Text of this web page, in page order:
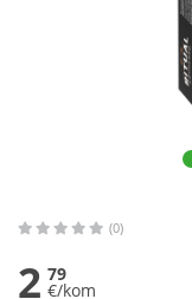
(0)
2 79
€/kom